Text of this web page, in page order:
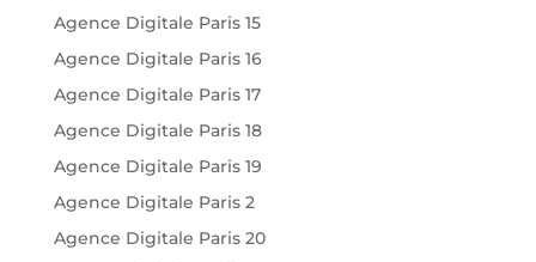
Agence Digitale Paris 15
Agence Digitale Paris 16
Agence Digitale Paris 17
Agence Digitale Paris 18
Agence Digitale Paris 19
Agence Digitale Paris 2
Agence Digitale Paris 20